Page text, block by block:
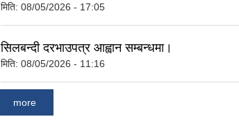
मिति: 08/05/2026 - 17:05
सिलबन्दी दरभाउपत्र आह्वान सम्बन्धमा।
मिति: 08/05/2026 - 11:16
more